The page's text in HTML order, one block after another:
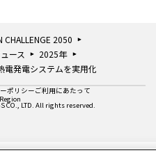
CHALLENGE 2050
ース
2025年
電発電システムを実用化
CO., LTD. All rights reserved.
ポリシーご利用にあたって